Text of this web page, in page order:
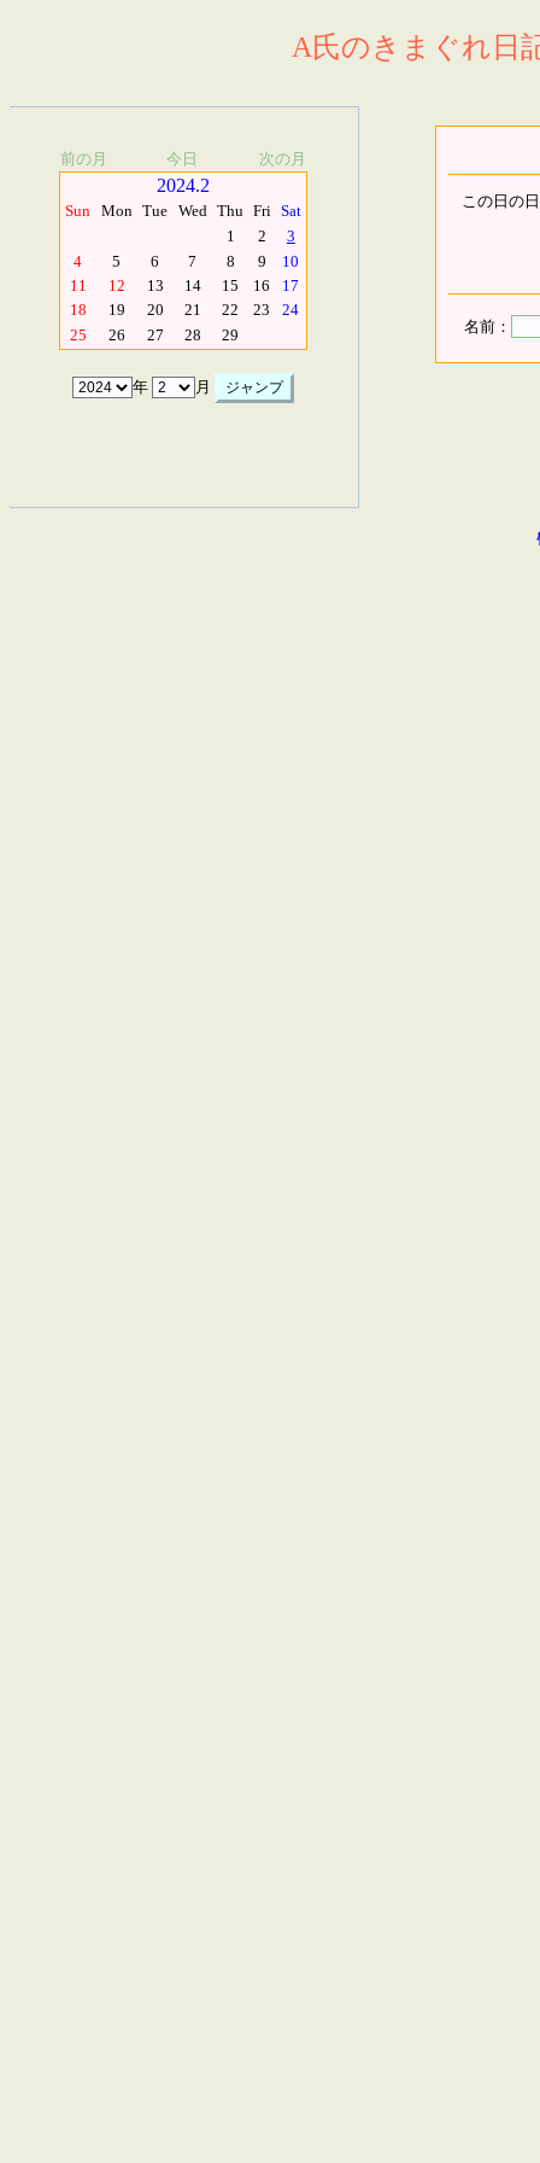
A氏のきまぐれ日
前の月 今日 次の月
2024.2
Sun Mon Tue Wed Thu Fri Sat
1
2
3
4
5 6 7 8 9
10
11
12 13 14 15 16
17
18
19 20 21 22 23
24
25
26 27 28 29
年 月
この日の
名前：